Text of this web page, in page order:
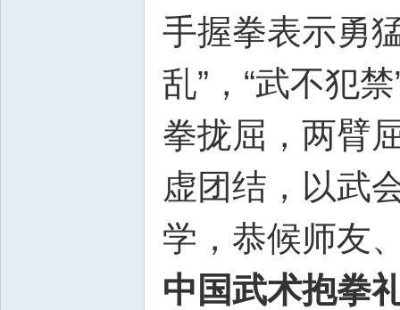
手握拳表示勇
乱”，“武不犯
拳拢屈，两臂
虚团结，以武
学，恭候师友
中国武术抱拳